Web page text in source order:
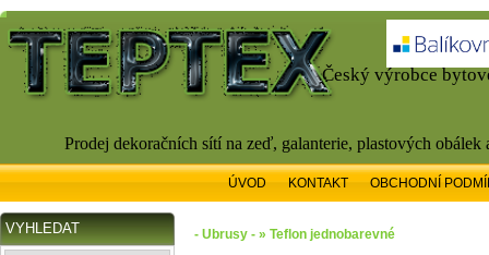
Český výrobce
Prodej dekoračních sítí na zeď, galanterie, plastových
ÚVOD KONTAKT OBCHODNÍ
VYHLEDAT - Ubrusy - » Teflon jednobarevné